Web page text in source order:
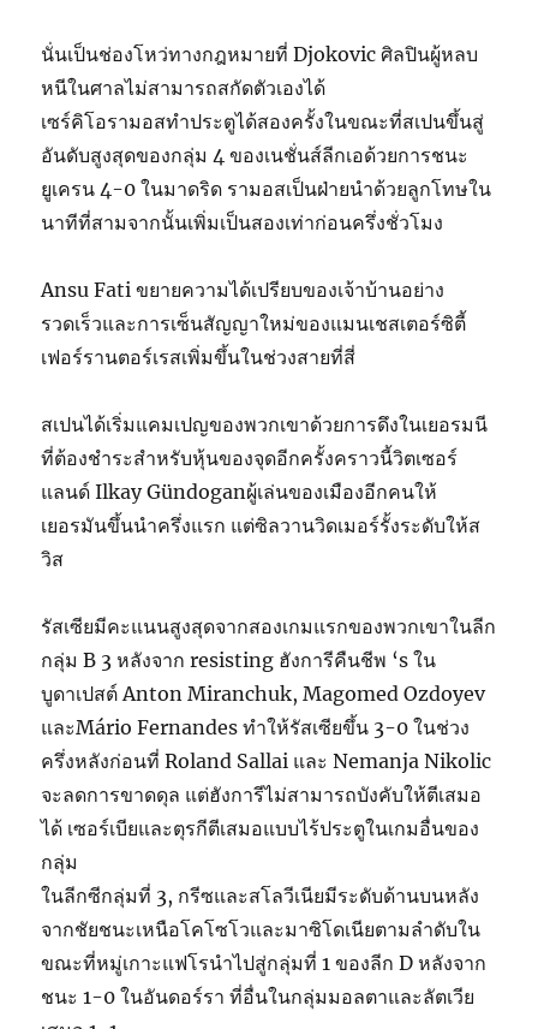
นั่นเป็นช่องโหว่ทางกฎหมายที่ Djokovic ศิลปินผู้หลบ
หนีในศาลไม่สามารถสกัดตัวเองได้
เซร์คิโอรามอสทำประตูได้สองครั้งในขณะที่สเปนขึ้นสู่
อันดับสูงสุดของกลุ่ม 4 ของเนชั่นส์ลีกเอด้วยการชนะ
ยูเครน 4-0 ในมาดริด รามอสเป็นฝ่ายนำด้วยลูกโทษใน
นาทีที่สามจากนั้นเพิ่มเป็นสองเท่าก่อนครึ่งชั่วโมง
Ansu Fati ขยายความได้เปรียบของเจ้าบ้านอย่าง
รวดเร็วและการเซ็นสัญญาใหม่ของแมนเชสเตอร์ซิตี้
เฟอร์รานตอร์เรสเพิ่มขึ้นในช่วงสายที่สี่
สเปนได้เริ่มแคมเปญของพวกเขาด้วยการดึงในเยอรมนี
ที่ต้องชำระสำหรับหุ้นของจุดอีกครั้งคราวนี้วิตเซอร์
แลนด์ Ilkay Gündoganผู้เล่นของเมืองอีกคนให้
เยอรมันขึ้นนำครึ่งแรก แต่ซิลวานวิดเมอร์รั้งระดับให้ส
วิส
รัสเซียมีคะแนนสูงสุดจากสองเกมแรกของพวกเขาในลีก
กลุ่ม B 3 หลังจาก resisting ฮังการีคืนชีพ ‘s ใน
บูดาเปสต์ Anton Miranchuk, Magomed Ozdoyev
และMário Fernandes ทำให้รัสเซียขึ้น 3-0 ในช่วง
ครึ่งหลังก่อนที่ Roland Sallai และ Nemanja Nikolic
จะลดการขาดดุล แต่ฮังการีไม่สามารถบังคับให้ตีเสมอ
ได้ เซอร์เบียและตุรกีตีเสมอแบบไร้ประตูในเกมอื่นของ
กลุ่ม
ในลีกซีกลุ่มที่ 3, กรีซและสโลวีเนียมีระดับด้านบนหลัง
จากชัยชนะเหนือโคโซโวและมาซิโดเนียตามลำดับใน
ขณะที่หมู่เกาะแฟโรนำไปสู่กลุ่มที่ 1 ของลีก D หลังจาก
ชนะ 1-0 ในอันดอร์รา ที่อื่นในกลุ่มมอลตาและลัตเวีย